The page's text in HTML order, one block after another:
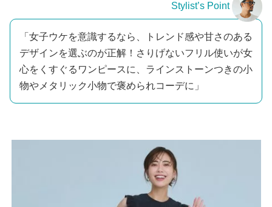
Stylist’s Point
「女子ウケを意識するなら、トレンド感や甘さのある
デザインを選ぶのが正解！さりげないフリル使いが女
心をくすぐるワンピースに、ラインストーンつきの小
物やメタリック小物で褒められコーデに」